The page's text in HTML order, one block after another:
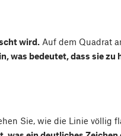
wird. Auf dem Quadrat
was bedeutet, dass sie zu
Sie, wie die Linie völlig